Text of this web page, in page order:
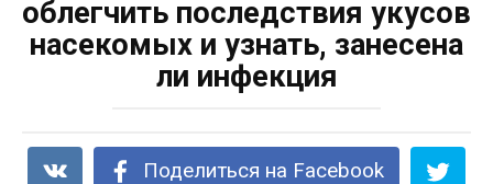
облегчить последствия укусов
насекомых и узнать, занесена
ли инфекция
Поделиться на Facebook